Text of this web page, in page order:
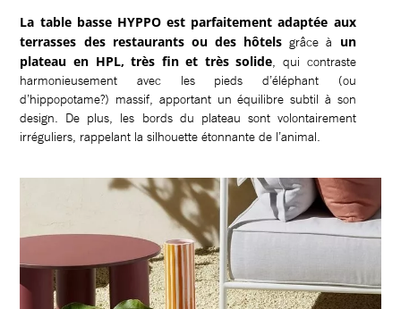
La table basse HYPPO est parfaitement adaptée aux
terrasses des restaurants ou des hôtels grâce à un
plateau en HPL, très fin et très solide, qui contraste
harmonieusement avec les pieds d’éléphant (ou
d’hippopotame?) massif, apportant un équilibre subtil à son
design. De plus, les bords du plateau sont volontairement
irréguliers, rappelant la silhouette étonnante de l’animal.